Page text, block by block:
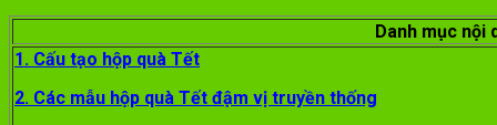
Danh mục nội
1. Cấu tạo hộp quà Tết
2. Các mẫu hộp quà Tết đậm vị truyền thống